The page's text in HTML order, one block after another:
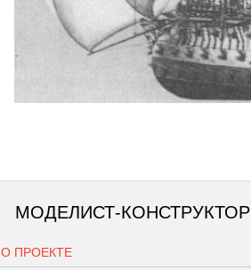
МОДЕЛИСТ-КОНСТРУКТОР
О ПРОЕКТЕ